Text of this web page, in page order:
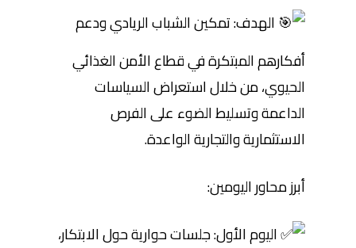
الهدف: تمكين الشباب الريادي ودعم
أفكارهم المبتكرة في قطاع الأمن الغذائي
الحيوي، من خلال استعراض السياسات
الداعمة وتسليط الضوء على الفرص
الاستثمارية والتجارية الواعدة.
أبرز محاور اليومين:
اليوم الأول: جلسات حوارية حول الابتكار،